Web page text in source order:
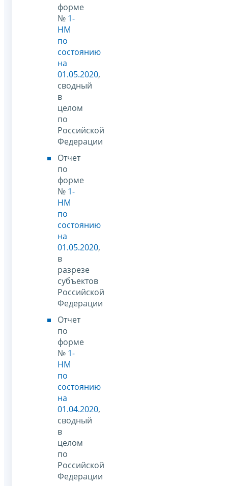
форме
№ 1-
НМ
по
состоянию
на
01.05.2020,
сводный
в
целом
по
Российской
Федерации
Отчет
по
форме
№ 1-
НМ
по
состоянию
на
01.05.2020,
в
разрезе
субъектов
Российской
Федерации
Отчет
по
форме
№ 1-
НМ
по
состоянию
на
01.04.2020,
сводный
в
целом
по
Российской
Федерации